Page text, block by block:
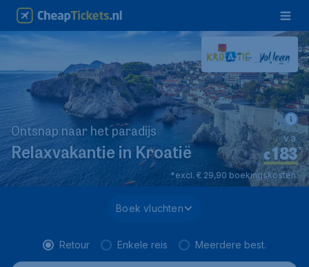
Ontsnap naar het paradijs
Relaxvakantie in Kroatië €183*
v.a.
*excl. € 29,90 boekingskosten.
Boek vluchten
Retour Enkele reis Meerdere best.